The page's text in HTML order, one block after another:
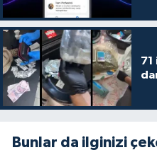
71
Bunlar da ilginizi